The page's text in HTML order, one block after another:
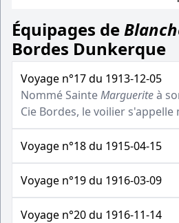
Équipages de
Bordes Dunkerque
Voyage n°17 du 1913-12-05
Nommé SainteMargueriteà
Cie Bordes, le voilier
Voyage n°18 du 1915-04-15
Voyage n°19 du 1916-03-09
Voyage n°20 du 1916-11-14